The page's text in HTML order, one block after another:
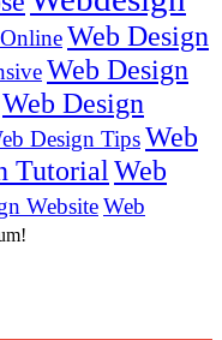
Web Design
Web Design
Web Design
Design TipsWeb
Tutorial Web
WebsiteWeb